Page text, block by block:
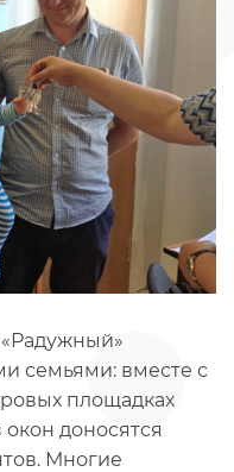
семьями: вместе с
площадках
доносятся
Многие